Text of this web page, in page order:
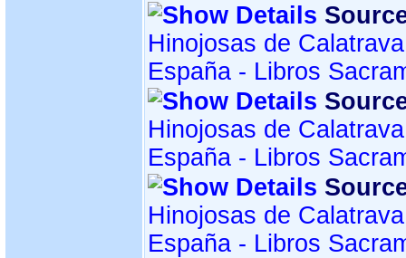
Hinojosas de
España - Libros
Hinojosas de
España - Libros
Hinojosas de
España - Libros